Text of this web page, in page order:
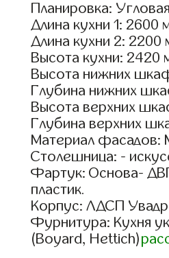
Планировка: Угловая
Длина кухни 1: 2600
Длина кухни 2: 2200
Высота кухни: 2420
Высота нижних
Глубина нижних
Высота верхних
Глубина верхних
Материал
Столешница: -
Фартук: Основа-
пластик.
Корпус: ЛДСП
Фурнитура: Кухня
(Boyard, Hettich)